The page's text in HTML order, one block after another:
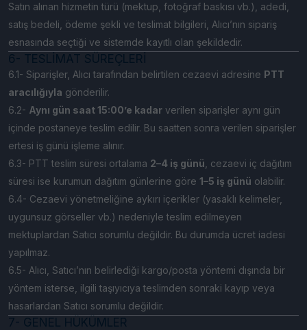
Satın alınan hizmetin türü (mektup, fotoğraf baskısı vb.), adedi,
satış bedeli, ödeme şekli ve teslimat bilgileri, Alıcı’nın sipariş
esnasında seçtiği ve sistemde kayıtlı olan şekildedir.
6- TESLİMAT SÜREÇLERİ
6.1- Siparişler, Alıcı tarafından belirtilen cezaevi adresine PTT
aracılığıyla gönderilir.
6.2- Aynı gün saat 15:00’e kadar verilen siparişler aynı gün
içinde postaneye teslim edilir. Bu saatten sonra verilen siparişler
ertesi iş günü işleme alınır.
6.3- PTT teslim süresi ortalama 2–4 iş günü , cezaevi iç dağıtım
süresi ise kurumun dağıtım günlerine göre 1–5 iş günü olabilir.
6.4- Cezaevi yönetmeliğine aykırı içerikler (yasaklı kelimeler,
uygunsuz görseller vb.) nedeniyle teslim edilmeyen
mektuplardan Satıcı sorumlu değildir. Bu durumda ücret iadesi
yapılmaz.
6.5- Alıcı, Satıcı’nın belirlediği kargo/posta yöntemi dışında bir
yöntem isterse, ilgili taşıyıcıya teslimden sonraki kayıp veya
hasarlardan Satıcı sorumlu değildir.
7- GENEL HÜKÜMLER